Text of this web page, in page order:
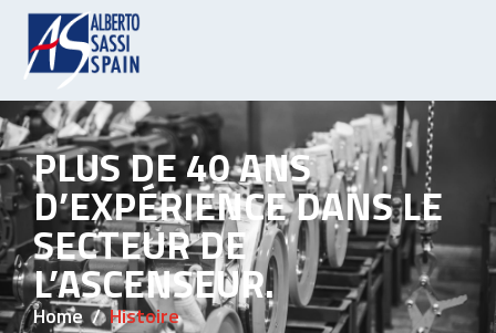
PLUS DE 40 ANS
D’EXPÉRIENCE DANS LE
SECTEUR DE
L’ASCENSEUR.
Home Histoire